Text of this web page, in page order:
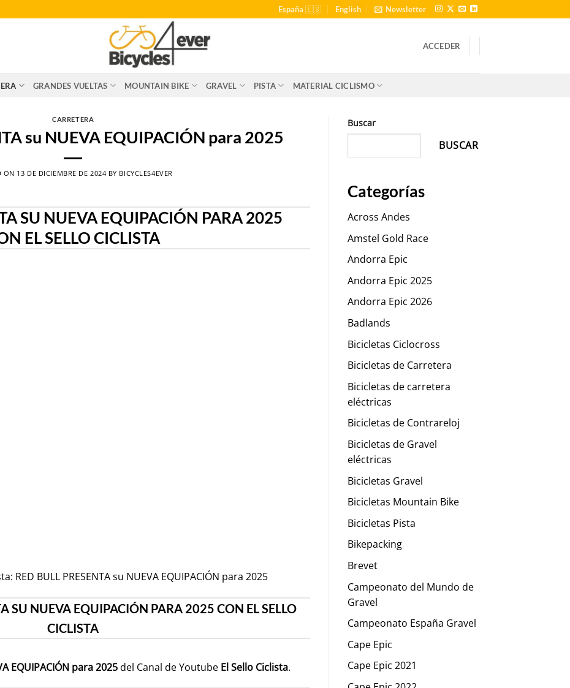
España 🇪🇸 English Newsletter
ACCEDER
GRANDES VUELTAS MOUNTAIN BIKE GRAVEL PISTA MATERIAL CICLISMO
CARRETERA
su NUEVA EQUIPACIÓN para 2025
ON 13 DE DICIEMBRE DE 2024 BY BICYCLES4EVER
SU NUEVA EQUIPACIÓN PARA 2025
EL SELLO CICLISTA
RED BULL PRESENTA su NUEVA EQUIPACIÓN para 2025
SU NUEVA EQUIPACIÓN PARA 2025 CON EL SELLO
CICLISTA
EQUIPACIÓN para 2025del Canal de Youtube El Sello Ciclista.
Buscar
BUSCAR
Categorías
Across Andes
Amstel Gold Race
Andorra Epic
Andorra Epic 2025
Andorra Epic 2026
Badlands
Bicicletas Ciclocross
Bicicletas de Carretera
Bicicletas de carretera
eléctricas
Bicicletas de Contrareloj
Bicicletas de Gravel
eléctricas
Bicicletas Gravel
Bicicletas Mountain Bike
Bicicletas Pista
Bikepacking
Brevet
Campeonato del Mundo de
Gravel
Campeonato España Gravel
Cape Epic
Cape Epic 2021